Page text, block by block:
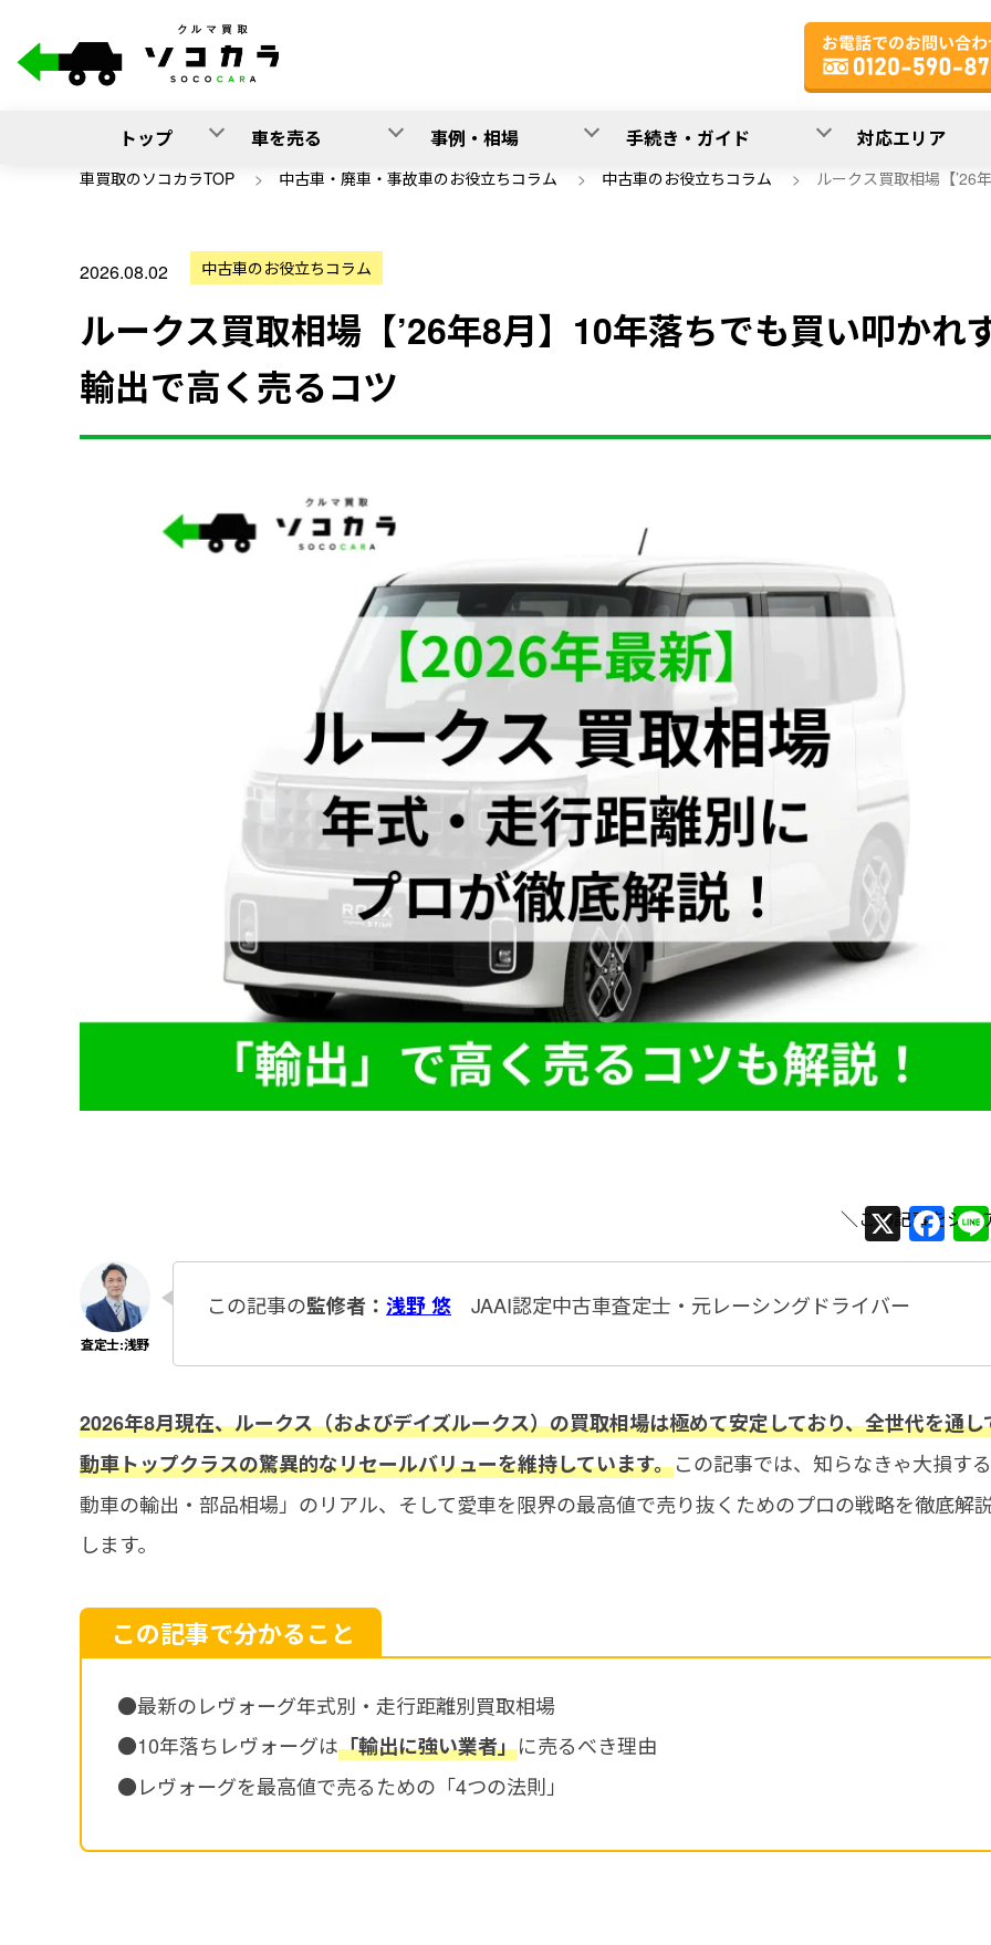
トップ 車を売る 事例・相場 手続き・ガイド 対応エリア
車買取のソコカラTOP > 中古車・廃車・事故車のお役立ちコラム > 中古車のお役立ちコラム > ルークス買取相場【’26
2026.08.02 中古車のお役立ちコラム
ルークス買取相場【’26年8月】10年落ちでも買い叩かれ
輸出で高く売るコツ
X F
a
b
o
o
k
この記事の監修者： 浅野 悠 JAAI認定中古車査定士・元レーシングドライバー
2026年8月現在、ルークス（およびデイズルークス）の買取相場は極めて安定しており、全世代を通し
動車トップクラスの驚異的なリセールバリューを維持しています。この記事では、知らなきゃ大損す
動車の輸出・部品相場」のリアル、そして愛車を限界の最高値で売り抜くためのプロの戦略を徹底解
します。
この記事で分かること
●最新のレヴォーグ年式別・走行距離別買取相場
●10年落ちレヴォーグは「輸出に強い業者」に売るべき理由
●レヴォーグを最高値で売るための「4つの法則」